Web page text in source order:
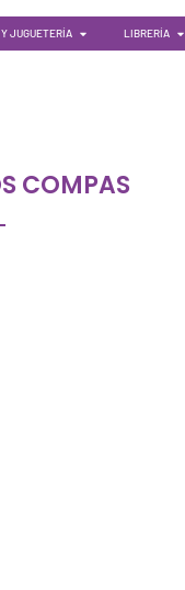
JUGUETERÍA LIBRERÍA
COMPAS